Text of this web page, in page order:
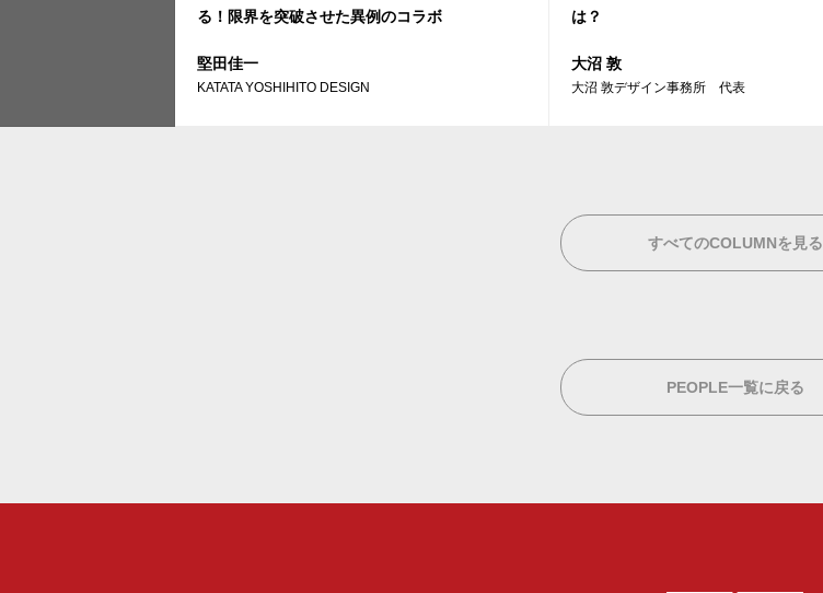
る！限界を突破させた異例のコラボ
堅田佳一
KATATA YOSHIHITO DESIGN
は？
大沼 敦
大沼 敦デザイン事務所 代表
すべてのCOLUMNを見る
PEOPLE一覧に戻る